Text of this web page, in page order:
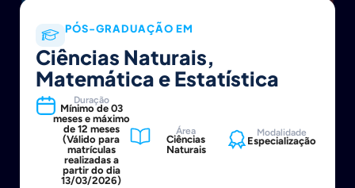
PÓS-GRADUAÇÃO EM
Ciências Naturais,
Matemática e Estatística
Duração
Mínimo de 03
meses e máximo
de 12 meses
(Válido para
matrículas
realizadas a
partir do dia
13/03/2026)
Área
Ciências
Naturais
Modalidade
Especialização